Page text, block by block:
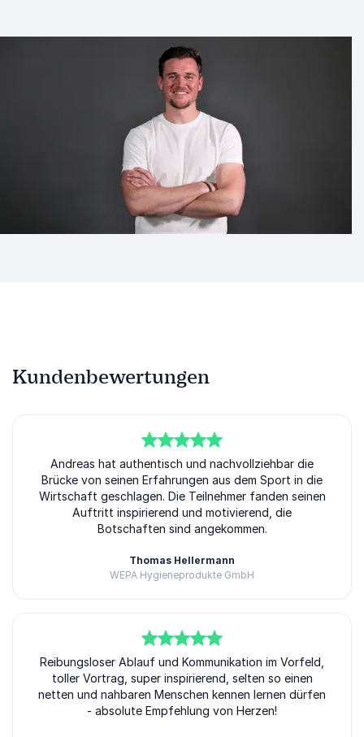
Kundenbewertungen
von5
Andreas hat authentisch und nachvollziehbar die
Brücke von seinen Erfahrungen aus dem Sport in die
Wirtschaft geschlagen. Die Teilnehmer fanden seinen
Auftritt inspirierend und motivierend, die
Botschaften sind angekommen.
Thomas Hellermann
WEPA Hygieneprodukte GmbH
5von5
Reibungsloser Ablauf und Kommunikation im Vorfeld,
toller Vortrag, super inspirierend, selten so einen
netten und nahbaren Menschen kennen lernen dürfen
- absolute Empfehlung von Herzen!